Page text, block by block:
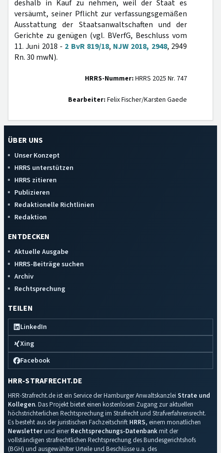
deshalb in Kauf zu nehmen, weil der Staat es
versäumt, seiner Pflicht zur verfassungsgemäßen
Ausstattung der Staatsanwaltschaften und der
Gerichte zu genügen (vgl. BVerfG, Beschluss vom
11. Juni 2018 - 2 BvR 819/18, NJW 2018, 2948, 2949
Rn. 30 mwN).
HRRS-Nummer: HRRS 2025 Nr. 747
Bearbeiter: Felix Fischer/Karsten Gaede
ÜBER UNS
Unser Konzept
HRRS unterstützen
HRRS zitieren
Publizieren
Redaktionelle Richtlinien
Redaktion
ENTDECKEN
Aktuelle Ausgabe
HRRS-Beiträge suchen
Archiv
Rechtsprechung
TEILEN
LinkedIn
Xing
Facebook
HRR-STRAFRECHT.DE
HRR-Strafrecht.de ist ein Service der Hamburger Anwaltskanzlei Strate und
Kollegen. Das Projekt bietet einen kostenlosen Zugang zur aktuellen
höchstrichterlichen Rechtsprechung im Strafrecht und Strafverfahrensrecht.
Es besteht aus der juristischen Fachzeitschrift HRRS, einem monatlichen
Newsletterund einerRechtsprechungs-Datenbankmit der
vollständigen strafrechtlichen Rechtsprechung des Bundesgerichtshofs
(BGH) und ausgewählter Urteile und Beschlüsse u.a. des